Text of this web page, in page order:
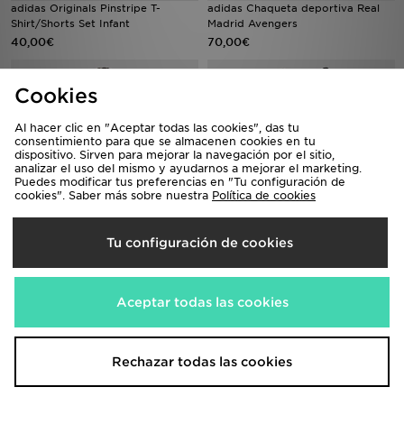
adidas Originals Pinstripe T-
Shirt/Shorts Set Infant
40,00€
adidas Chaqueta deportiva Real
Madrid Avengers
70,00€
Avengers Z.N.E. Anthem Kids
capucha
Cookies
Al hacer clic en "Aceptar todas las cookies", das tu
consentimiento para que se almacenen cookies en tu
dispositivo. Sirven para mejorar la navegación por el sitio,
analizar el uso del mismo y ayudarnos a mejorar el marketing.
Puedes modificar tus preferencias en "Tu configuración de
cookies". Saber más sobre nuestra Política de cookies
Tu configuración de cookies
Aceptar todas las cookies
Rechazar todas las cookies